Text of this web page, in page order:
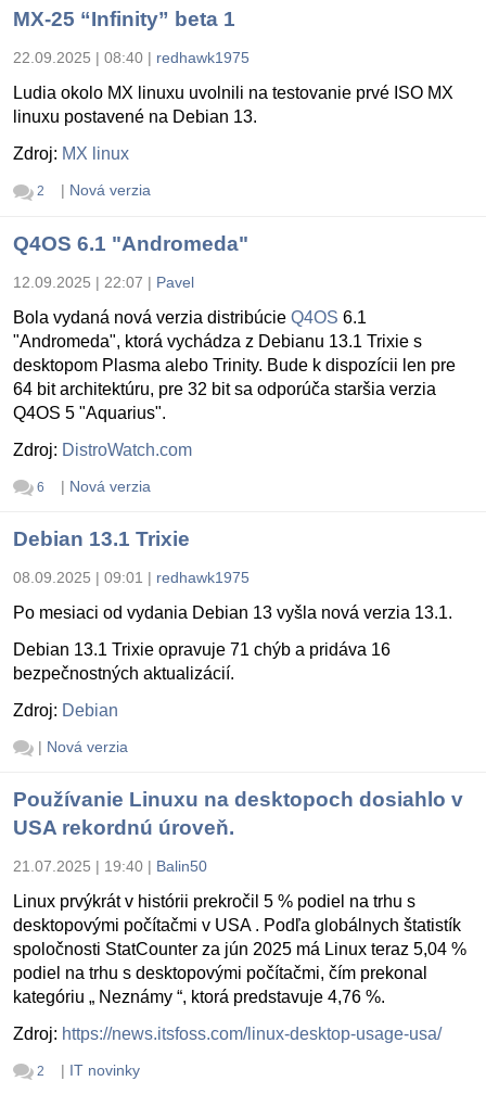
MX-25 “Infinity” beta 1
22.09.2025 | 08:40 | redhawk1975
Ludia okolo MX linuxu uvolnili na testovanie prvé ISO MX
linuxu postavené na Debian 13.
Zdroj: MX linux
2 | Nová verzia
Q4OS 6.1 "Andromeda"
12.09.2025 | 22:07 | Pavel
Bola vydaná nová verzia distribúcie Q4OS 6.1
"Andromeda", ktorá vychádza z Debianu 13.1 Trixie s
desktopom Plasma alebo Trinity. Bude k dispozícii len pre
64 bit architektúru, pre 32 bit sa odporúča staršia verzia
Q4OS 5 "Aquarius".
Zdroj: DistroWatch.com
6 | Nová verzia
Debian 13.1 Trixie
08.09.2025 | 09:01 | redhawk1975
Po mesiaci od vydania Debian 13 vyšla nová verzia 13.1.
Debian 13.1 Trixie opravuje 71 chýb a pridáva 16
bezpečnostných aktualizácií.
Zdroj: Debian
| Nová verzia
Používanie Linuxu na desktopoch dosiahlo v
USA rekordnú úroveň.
21.07.2025 | 19:40 | Balin50
Linux prvýkrát v histórii prekročil 5 % podiel na trhu s
desktopovými počítačmi v USA . Podľa globálnych štatistík
spoločnosti StatCounter za jún 2025 má Linux teraz 5,04 %
podiel na trhu s desktopovými počítačmi, čím prekonal
kategóriu „ Neznámy “, ktorá predstavuje 4,76 %.
Zdroj: https://news.itsfoss.com/linux-desktop-usage-usa/
2 | IT novinky